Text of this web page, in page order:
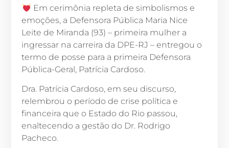
Em cerimônia repleta de simbolismos e
emoções, a Defensora Pública Maria Nice
Leite de Miranda (93) – primeira mulher a
ingressar na carreira da DPE-RJ – entregou o
termo de posse para a primeira Defensora
Pública-Geral, Patrícia Cardoso.
Dra. Patrícia Cardoso, em seu discurso,
relembrou o período de crise política e
financeira que o Estado do Rio passou,
enaltecendo a gestão do Dr. Rodrigo
Pacheco.